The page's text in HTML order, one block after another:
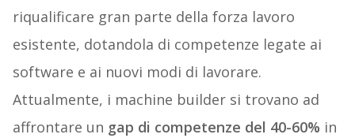
riqualificare gran parte della forza lavoro
esistente, dotandola di competenze legate ai
software e ai nuovi modi di lavorare.
Attualmente, i machine builder si trovano ad
affrontare un gap di competenze del 40-60% in